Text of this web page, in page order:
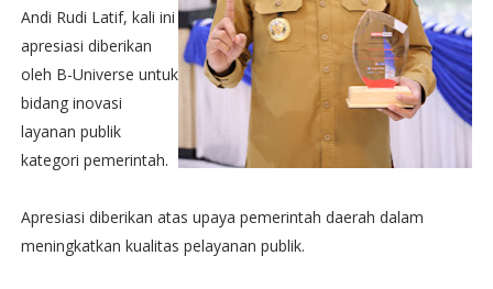
Andi Rudi Latif, kali ini
apresiasi diberikan
oleh B-Universe untuk
bidang inovasi
layanan publik
kategori pemerintah.
Apresiasi diberikan atas upaya pemerintah daerah dalam
meningkatkan kualitas pelayanan publik.